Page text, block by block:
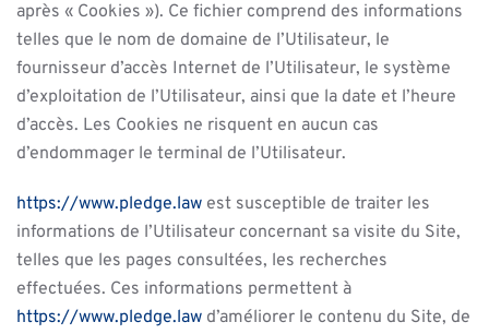
après « Cookies »). Ce fichier comprend des informations
telles que le nom de domaine de l’Utilisateur, le
fournisseur d’accès Internet de l’Utilisateur, le système
d’exploitation de l’Utilisateur, ainsi que la date et l’heure
d’accès. Les Cookies ne risquent en aucun cas
d’endommager le terminal de l’Utilisateur.
https://www.pledge.law est susceptible de traiter les
informations de l’Utilisateur concernant sa visite du Site,
telles que les pages consultées, les recherches
effectuées. Ces informations permettent à
https://www.pledge.law d’améliorer le contenu du Site, de